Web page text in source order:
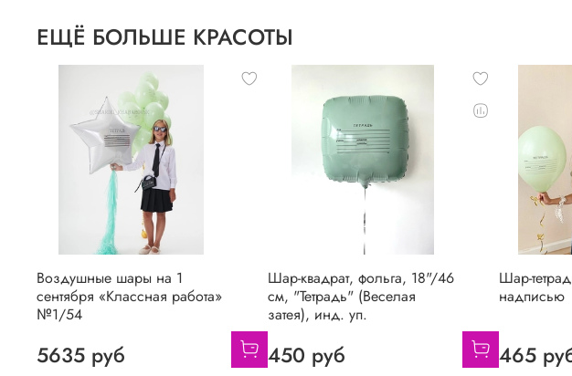
ЕЩЁ БОЛЬШЕ КРАСОТЫ
Воздушные шары на 1
сентября «Классная работа»
№1/54
5635 руб
Шар-квадрат, фольга, 18"/46
см, "Тетрадь" (Веселая
затея), инд. уп.
450 руб
Шар-
надписью
465